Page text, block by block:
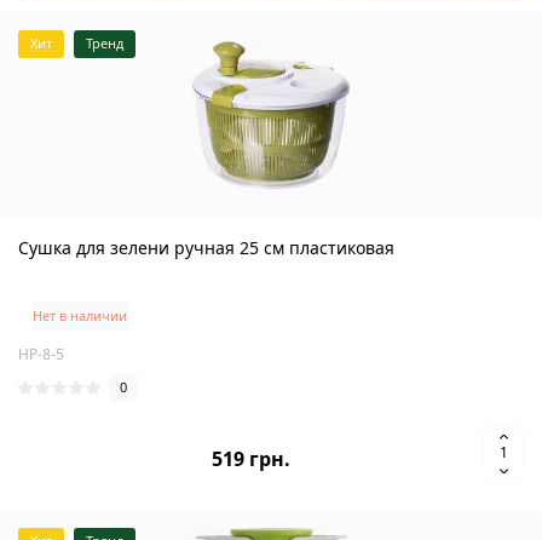
Хит Тренд
Сушка для зелени ручная 25 см пластиковая
Нет в наличии
HP-8-5
0
519 грн.